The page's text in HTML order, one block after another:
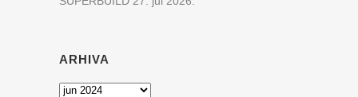
ARHIVA
Arhiva